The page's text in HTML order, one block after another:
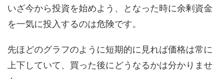
いざ今から投資を始めよう、となった時に余剰資金
を一気に投入するのは危険です。
先ほどのグラフのように短期的に見れば価格は常に
上下していて、買った後にどうなるかは分かりませ